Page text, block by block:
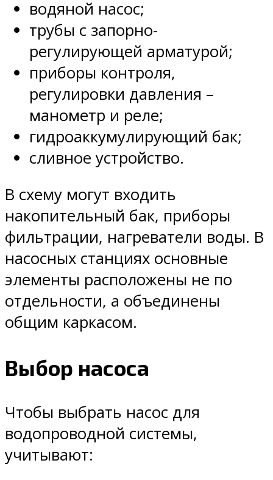
водяной насос;
трубы с запорно-
регулирующей арматурой;
приборы контроля,
регулировки давления –
манометр и реле;
гидроаккумулирующий бак;
сливное устройство.
В схему могут входить
накопительный бак, приборы
фильтрации, нагреватели воды. В
насосных станциях основные
элементы расположены не по
отдельности, а объединены
общим каркасом.
Выбор насоса
Чтобы выбрать насос для
водопроводной системы,
учитывают: